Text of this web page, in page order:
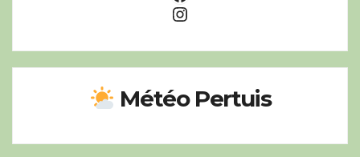
Instagram
Météo Pertuis